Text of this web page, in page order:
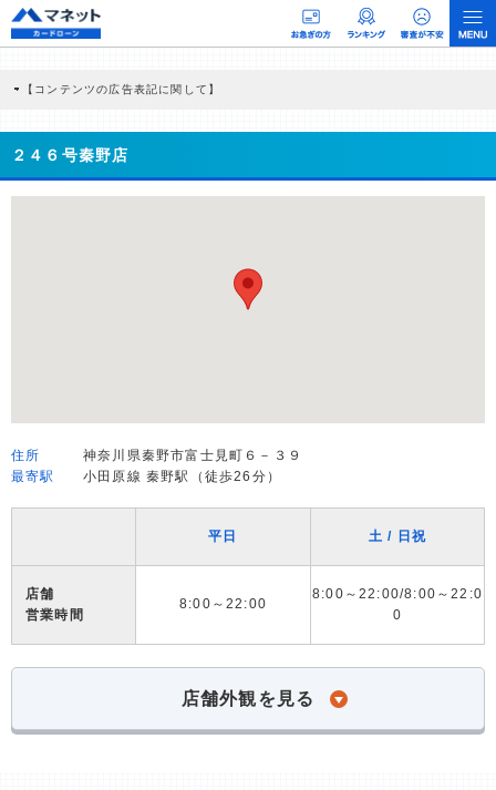
【コンテンツの広告表記に関して】
商品を根拠なくPRするものではなく、当編集部の調査／ユーザーへの口コミ収集な
どに基づき、公平性を担保した情報提供を行っています。
>提携企業一覧
２４６号秦野店
住所
神奈川県秦野市富士見町６－３９
最寄駅
小田原線 秦野駅（徒歩26分）
平日 土 / 日祝
店舗
営業時間
8:00～22:00
8:00～22:00/8:00～22:0
0
店舗外観を見る